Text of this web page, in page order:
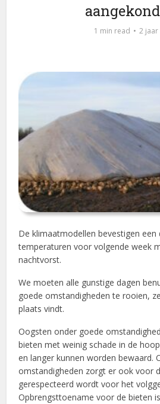
1 min read 2 jaar
De klimaatmodellen bevestigen een
temperaturen voor volgende week
nachtvorst.
We moeten alle gunstige dagen
goede omstandigheden te rooien,
plaats vindt.
Oogsten onder goede
bieten met weinig schade in de
en langer kunnen worden bewaard.
omstandigheden zorgt er ook voor
gerespecteerd wordt voor het
Opbrengsttoename voor de bieten